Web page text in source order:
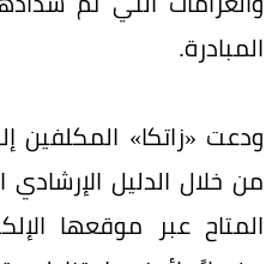
المبادرة.
ودعت «زاتكا» المكلفين
من خلال الدليل الإرشادي
المتاح عبر موقعها